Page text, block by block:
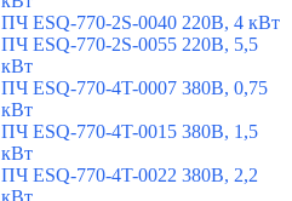
ПЧ ESQ-770-2S-0040 220В, 4 кВт
ПЧ ESQ-770-2S-0055 220В, 5,5
кВт
ПЧ ESQ-770-4T-0007 380В, 0,75
кВт
ПЧ ESQ-770-4T-0015 380В, 1,5
кВт
ПЧ ESQ-770-4T-0022 380В, 2,2